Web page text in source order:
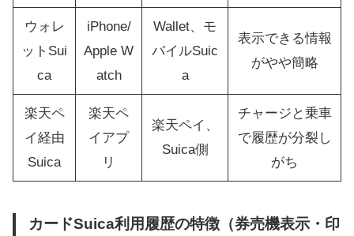
ウォレ
ットSui
ca
iPhone/
Apple W
atch
Wallet、モ
バイルSuic
a
表示できる情報
がやや簡略
楽天ペ
イ経由
Suica
楽天ペ
イアプ
リ
楽天ペイ、
Suica側
チャージと乗車
で履歴が分裂し
がち
カードSuica利用履歴の特徴（券売機表示・印